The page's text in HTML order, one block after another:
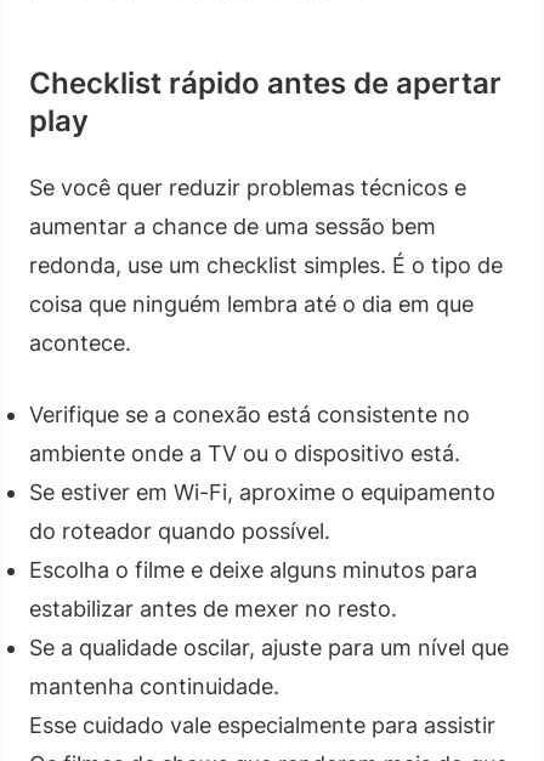
Checklist rápido antes de apertar
play
Se você quer reduzir problemas técnicos e
aumentar a chance de uma sessão bem
redonda, use um checklist simples. É o tipo de
coisa que ninguém lembra até o dia em que
acontece.
Verifique se a conexão está consistente no
ambiente onde a TV ou o dispositivo está.
Se estiver em Wi-Fi, aproxime o equipamento
do roteador quando possível.
Escolha o filme e deixe alguns minutos para
estabilizar antes de mexer no resto.
Se a qualidade oscilar, ajuste para um nível que
mantenha continuidade.
Esse cuidado vale especialmente para assistir